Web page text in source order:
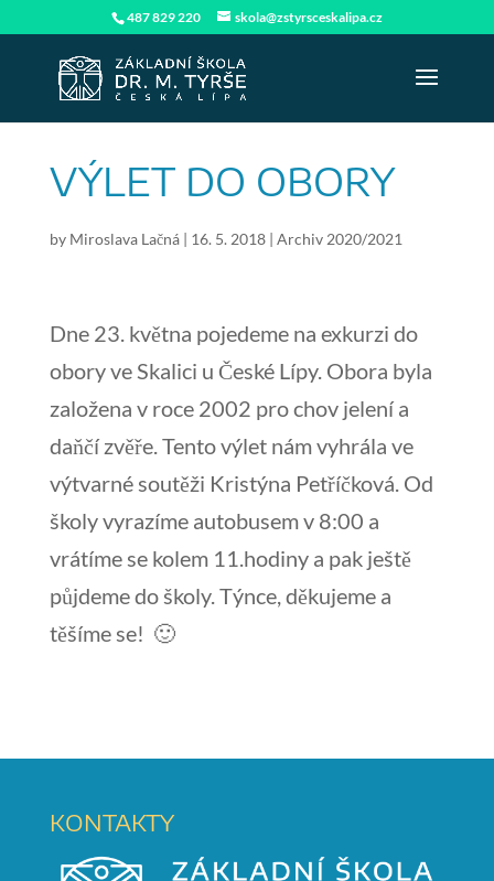
487 829 220 skola@zstyrsceskalipa.cz
VÝLET DO OBORY
by Miroslava Lačná| 16. 5. 2018| Archiv 2020/2021
Dne 23. května pojedeme na exkurzi do
obory ve Skalici u České Lípy. Obora byla
založena v roce 2002 pro chov jelení a
daňčí zvěře. Tento výlet nám vyhrála ve
výtvarné soutěži Kristýna Petříčková. Od
školy vyrazíme autobusem v 8:00 a
vrátíme se kolem 11.hodiny a pak ještě
půjdeme do školy. Týnce, děkujeme a
těšíme se! 🙂
KONTAKTY